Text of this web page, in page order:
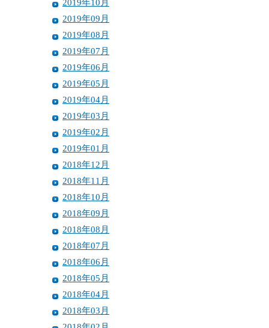
2019年10月
2019年09月
2019年08月
2019年07月
2019年06月
2019年05月
2019年04月
2019年03月
2019年02月
2019年01月
2018年12月
2018年11月
2018年10月
2018年09月
2018年08月
2018年07月
2018年06月
2018年05月
2018年04月
2018年03月